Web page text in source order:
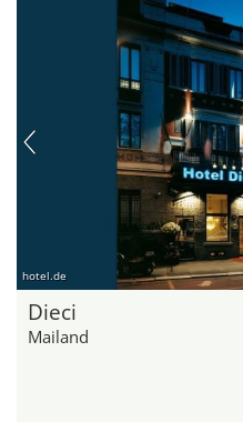
hotel.de
Dieci
Mailand